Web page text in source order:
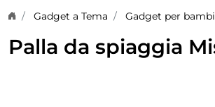
Home page
Gadget a Tema Gadget per
Palla da spiaggia